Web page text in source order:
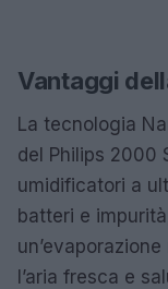
Vantaggi
La tecnologia
del Philips 2000
umidificatori a
batteri e
l’aria fresca e